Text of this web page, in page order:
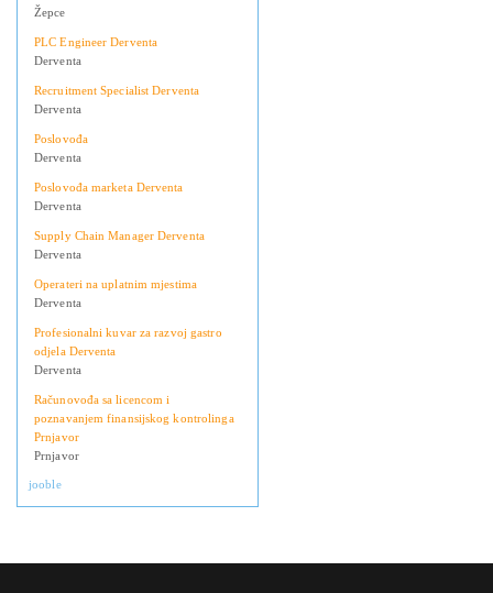
Žepce
PLC Engineer Derventa
Derventa
Recruitment Specialist Derventa
Derventa
Poslovođa
Derventa
Poslovođa marketa Derventa
Derventa
Supply Chain Manager Derventa
Derventa
Operateri na uplatnim mjestima
Derventa
Profesionalni kuvar za razvoj gastro
odjela Derventa
Derventa
Računovođa sa licencom i
poznavanjem finansijskog kontrolinga
Prnjavor
Prnjavor
jooble